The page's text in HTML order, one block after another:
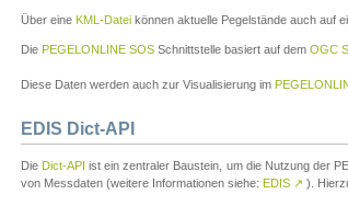
Über eine KML-Datei können aktuelle Pegelstände auch auf
Die PEGELONLINE SOS Schnittstelle basiert auf dem OGC
Diese Daten werden auch zur Visualisierung im
EDIS Dict-API
Die Dict-API ist ein zentraler Baustein, um die Nutzung der
von Messdaten (weitere Informationen siehe: EDIS ↗ ).